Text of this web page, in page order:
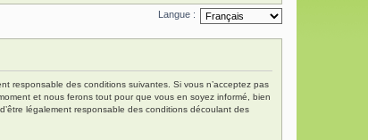
Langue :
responsable des conditions suivantes. Si vous n’acceptez pas
et nous ferons tout pour que vous en soyez informé, bien
légalement responsable des conditions découlant des